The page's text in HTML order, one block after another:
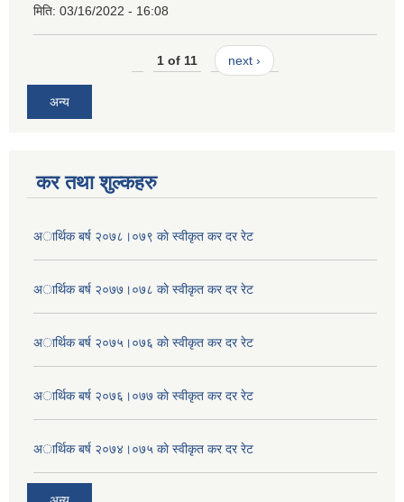
मिति: 03/16/2022 - 16:08
1 of 11 next ›
अन्य
कर तथा शुल्कहरु
अार्थिक बर्ष २०७८।०७९ काे स्वीकृत कर दर रेट
अार्थिक बर्ष २०७७।०७८ काे स्वीकृत कर दर रेट
अार्थिक बर्ष २०७५।०७६ काे स्वीकृत कर दर रेट
अार्थिक बर्ष २०७६।०७७ काे स्वीकृत कर दर रेट
अार्थिक बर्ष २०७४।०७५ काे स्वीकृत कर दर रेट